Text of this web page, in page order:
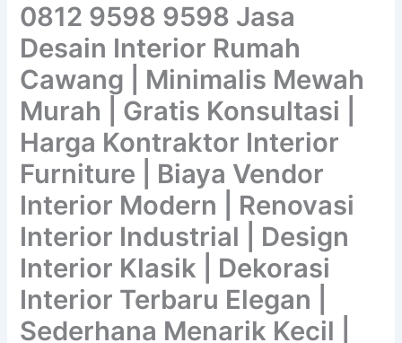
0812 9598 9598 Jasa
Desain Interior Rumah
Cawang | Minimalis Mewah
Murah | Gratis Konsultasi |
Harga Kontraktor Interior
Furniture | Biaya Vendor
Interior Modern | Renovasi
Interior Industrial | Design
Interior Klasik | Dekorasi
Interior Terbaru Elegan |
Sederhana Menarik Kecil |